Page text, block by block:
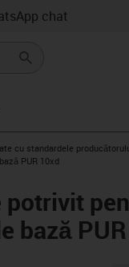
chat
cu standardele
PUR 10xd
bază